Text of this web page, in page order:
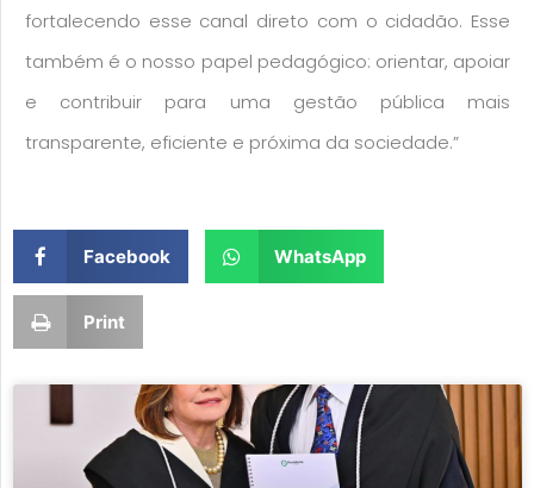
fortalecendo esse canal direto com o cidadão. Esse
também é o nosso papel pedagógico: orientar, apoiar
e contribuir para uma gestão pública mais
transparente, eficiente e próxima da sociedade.”
Facebook WhatsApp
Print
PagePagePagePagePage